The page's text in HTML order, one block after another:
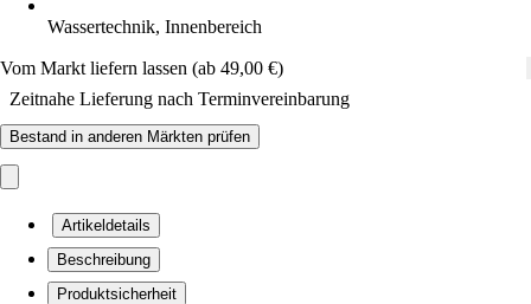
Wassertechnik, Innenbereich
Vom Markt liefern lassen (ab 49,00 €)
Zeitnahe Lieferung nach Terminvereinbarung
Bestand in anderen Märkten prüfen
Artikeldetails
Beschreibung
Produktsicherheit